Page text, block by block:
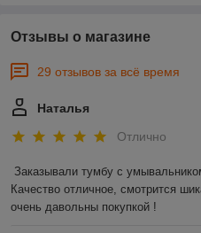
Отзывы о магазине
29 отзывов за всё время
Наталья
Отлично
Заказывали тумбу с
Качество отличное, смотрится
очень давольны покупкой !